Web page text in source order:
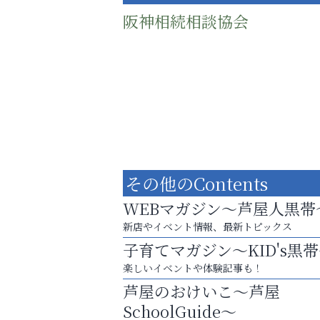
阪神相続相談協会
まずは話してみませんか？
「相続」無料相談会カフェ
芦屋人~あしやびと~
その他のContents
WEBマガジン～芦屋人黒帯
新店やイベント情報、最新トピックス
子育てマガジン～KID's黒
楽しいイベントや体験記事も！
芦屋のおけいこ～芦屋
SchoolGuide～